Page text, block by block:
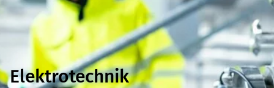
Elektrotechnik